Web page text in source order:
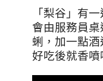
「梨谷」有
會由服務員
蜊，加一點
好吃後就香噴